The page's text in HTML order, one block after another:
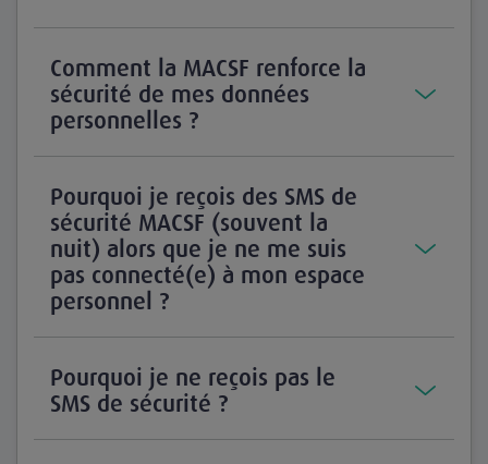
Comment la MACSF renforce la
sécurité de mes données
personnelles ?
Pourquoi je reçois des SMS de
sécurité MACSF (souvent la
nuit) alors que je ne me suis
pas connecté(e) à mon espace
personnel ?
Pourquoi je ne reçois pas le
SMS de sécurité ?